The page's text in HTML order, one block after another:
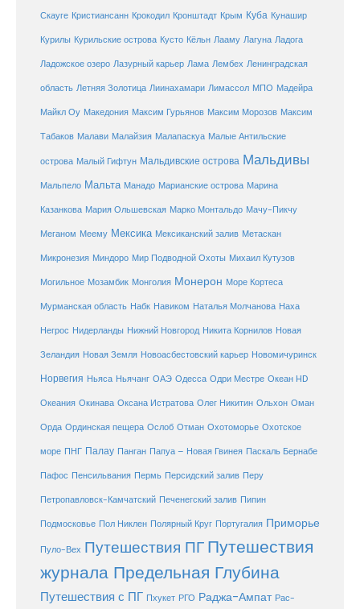
Скауге Кристиансанн Крокодил Кронштадт Крым Куба Кунашир
Курилы Курильские острова Кусто Кёльн Лааму Лагуна Ладога
Ладожское озеро Лазурный карьер Лама Лембех Ленинградская
область Летняя Золотица Лиинахамари Лимассол МПО Мадейра
Майкл Оу Македония Максим Гурьянов Максим Морозов Максим
Табаков Малави Малайзия Малапаскуа Малые Антильские
острова Малый Гифтун Мальдивские острова Мальдивы
Мальпело Мальта Манадо Марианские острова Марина
Казанкова Мария Ольшевская Марко Монтальдо Мачу-Пикчу
Меганом Меему Мексика Мексиканский залив Метаскан
Микронезия Миндоро Мир Подводной Охоты Михаил Кутузов
Могильное Мозамбик Монголия Монерон Море Кортеса
Мурманская область Набк Навиком Наталья Молчанова Наха
Негрос Нидерланды Нижний Новгород Никита Корнилов Новая
Зеландия Новая Земля Новоасбестовский карьер Новомичуринск
Норвегия Ньяса Ньячанг ОАЭ Одесса Одри Местре Океан HD
Океания Окинава Оксана Истратова Олег Никитин Ольхон Оман
Орда Ординская пещера Ослоб Отман Охотоморье Охотское
море ПНГ Палау Панган Папуа – Новая Гвинея Паскаль Бернабе
Пафос Пенсильвания Пермь Персидский залив Перу
Петропавловск-Камчатский Печенегский залив Пипин
Подмосковье Пол Никлен Полярный Круг Португалия Приморье
Пуло-Вех Путешествия ПГ Путешествия
журнала Предельная Глубина
Путешествия с ПГ Пхукет РГО Раджа-Ампат Рас-